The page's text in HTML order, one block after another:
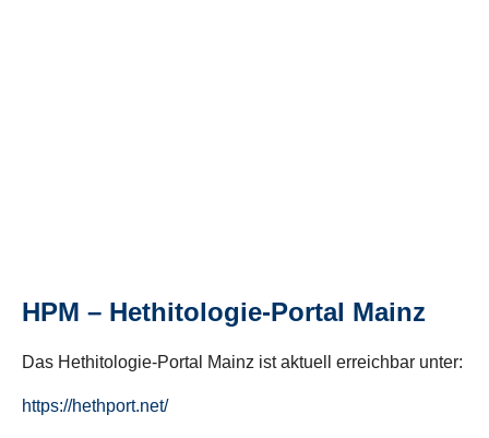
HPM – Hethitologie-Portal Mainz
Das Hethitologie-Portal Mainz ist aktuell erreichbar unter:
https://hethport.net/